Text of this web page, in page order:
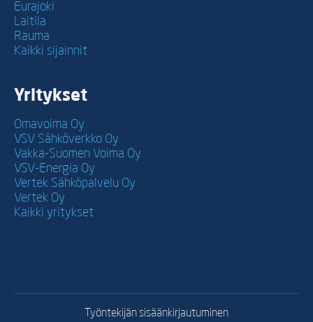
Eurajoki
Laitila
Rauma
Kaikki sijainnit
Yritykset
Omavoima Oy
VSV Sähköverkko Oy
Vakka-Suomen Voima Oy
VSV-Energia Oy
Vertek Sähköpalvelu Oy
Vertek Oy
Kaikki yritykset
Työntekijän sisäänkirjautuminen